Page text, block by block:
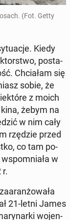
(Fot. Getty
Kiedy
po­sta­
Chcia­łam się
sobie, że
z moich
żebym na
w nim cały
rzędzie przed
co tam po­
w
r.
21-letni James
wo­jen­